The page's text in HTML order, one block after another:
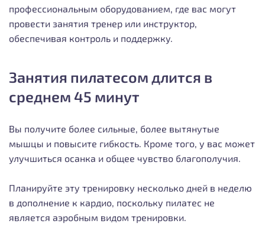
профессиональным оборудованием, где вас могут
провести занятия тренер или инструктор,
обеспечивая контроль и поддержку.
Занятия пилатесом длится в
среднем 45 минут
Вы получите более сильные, более вытянутые
мышцы и повысите гибкость. Кроме того, у вас может
улучшиться осанка и общее чувство благополучия.
Планируйте эту тренировку несколько дней в неделю
в дополнение к кардио, поскольку пилатес не
является аэробным видом тренировки.